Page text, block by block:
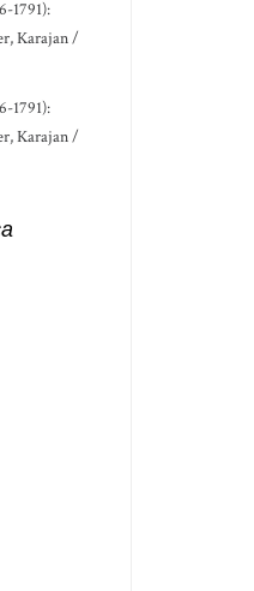
1791):
Karajan /
1791):
Karajan /